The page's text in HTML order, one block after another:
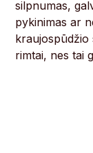
silpnumas,
pykinimas ar
kraujospūdžio
rimtai, nes tai